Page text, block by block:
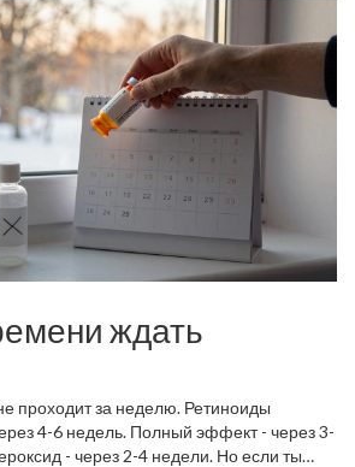
ждать
проходит за неделю. Ретиноиды
4-6 недель. Полный эффект - через 3-
- через 2-4 недели. Но если ты